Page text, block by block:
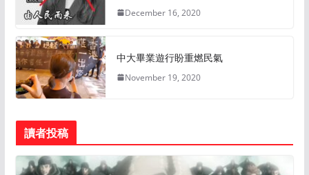
December 16, 2020
中大畢業遊行盼重燃民氣
November 19, 2020
讀者投稿